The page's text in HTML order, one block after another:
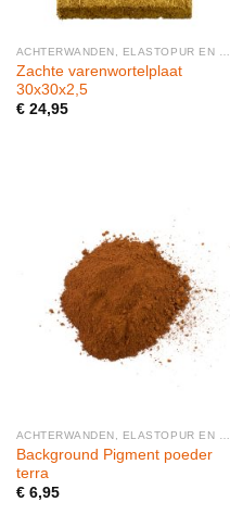
Zachte varenwortelplaat
30x30x2,5
€24,95
Background Pigment poeder
terra
€6,95